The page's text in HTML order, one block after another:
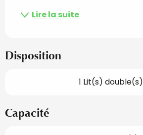
Lire la suite
Disposition
1 Lit(s) double(s)
Capacité